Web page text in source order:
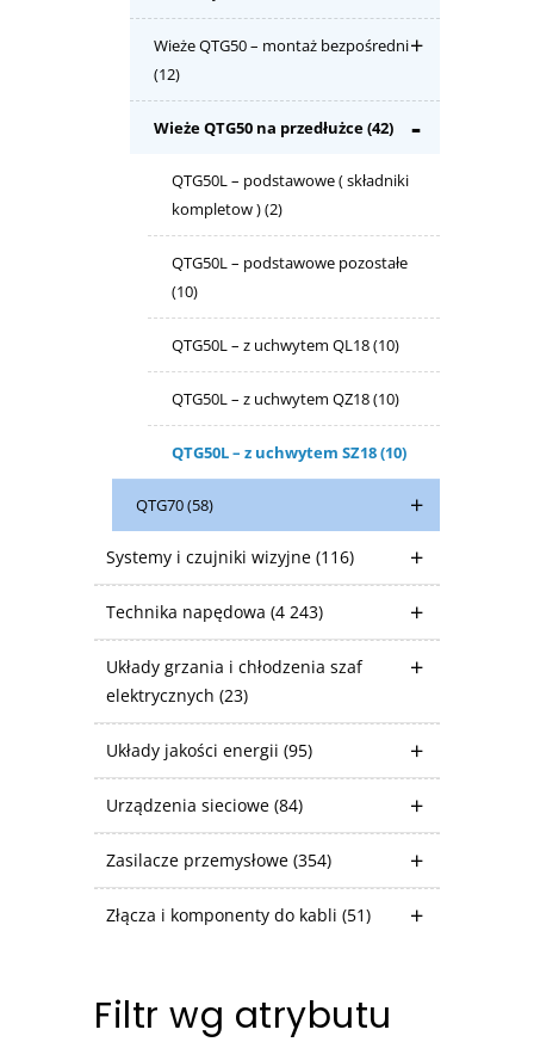
Wieże QTG50 – montaż bezpośredni
(12)
Wieże QTG50 na przedłużce(42)
QTG50L – podstawowe ( składniki
kompletow )(2)
QTG50L – podstawowe pozostałe
(10)
QTG50L – z uchwytem QL18(10)
QTG50L – z uchwytem QZ18(10)
QTG50L – z uchwytem SZ18(10)
QTG70(58)
Systemy i czujniki wizyjne (116)
Technika napędowa (4 243)
Układy grzania i chłodzenia szaf
elektrycznych (23)
Układy jakości energii (95)
Urządzenia sieciowe (84)
Zasilacze przemysłowe (354)
Złącza i komponenty do kabli (51)
Filtr wg atrybutu